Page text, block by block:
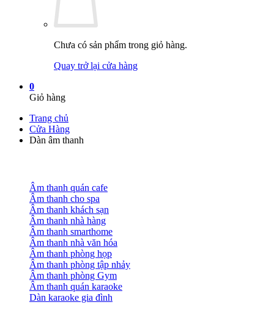
Chưa có sản phẩm trong giỏ hàng.
Quay trở lại cửa hàng
0
Giỏ hàng
Trang chủ
Cửa Hàng
Dàn âm thanh
Âm thanh quán cafe
Âm thanh cho spa
Âm thanh khách sạn
Âm thanh nhà hàng
Âm thanh smarthome
Âm thanh nhà văn hóa
Âm thanh phòng họp
Âm thanh phòng tập nhảy
Âm thanh phòng Gym
Âm thanh quán karaoke
Dàn karaoke gia đình